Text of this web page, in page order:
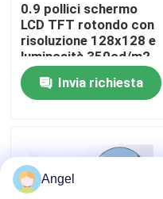
Controllo di qualità
Contattici
Esposizione LCD di TFT
0.9 pollici schermo
LCD TFT rotondo con
risoluzione 128x128 e
luminosità 350cd/m2
ST7735 Driver
Invia richiesta
Angel